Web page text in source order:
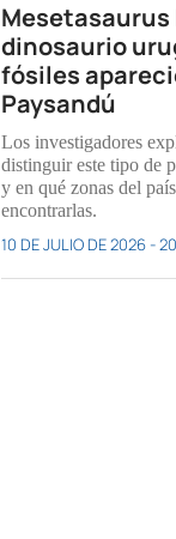
dinosaurio
fósiles
Paysandú
Los investigadores
distinguir este tipo de
y en qué zonas del
encontrarlas.
10 DE JULIO DE 2026 -